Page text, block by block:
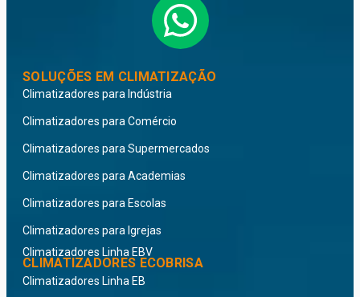
CLIMATIZADORES ECOBRISA
Climatizadores Linha EBV
Climatizadores Linha EB
SOLUÇÕES EM CLIMATIZAÇÃO
Climatizadores para Indústria
Climatizadores para Comércio
Climatizadores para Supermercados
Climatizadores para Academias
Climatizadores para Escolas
Climatizadores para Igrejas